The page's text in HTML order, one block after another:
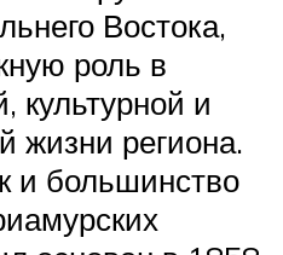
Востока,
роль в
культурной и
жизни региона.
и большинство